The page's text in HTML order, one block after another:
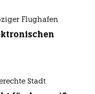
Flughafen
Stadt